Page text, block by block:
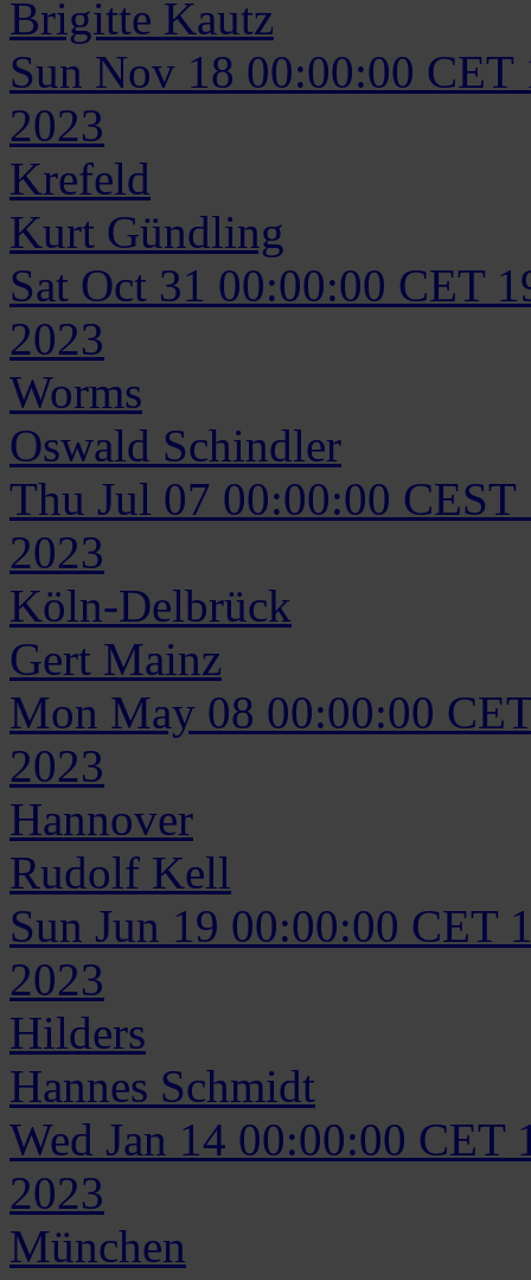
Brigitte Kautz
Sun Nov 18 00:00:00 CET
2023
Krefeld
Kurt Gündling
Sat Oct 31 00:00:00 CET
2023
Worms
Oswald Schindler
Thu Jul 07 00:00:00 CEST
2023
Köln-Delbrück
Gert Mainz
Mon May 08 00:00:00
2023
Hannover
Rudolf Kell
Sun Jun 19 00:00:00 CET
2023
Hilders
Hannes Schmidt
Wed Jan 14 00:00:00 CET
2023
München